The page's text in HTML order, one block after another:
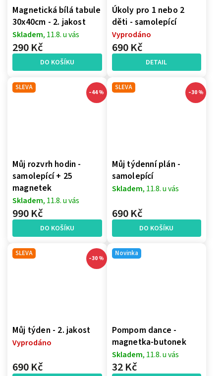
Magnetická bílá tabule
30x40cm - 2. jakost
Skladem, 11.8. u vás
290 Kč
DO KOŠÍKU
Úkoly pro 1 nebo 2
děti - samolepící
Vyprodáno
690 Kč
DETAIL
SLEVA
–44 %
Můj rozvrh hodin -
samolepící + 25
magnetek
Skladem, 11.8. u vás
990 Kč
DO KOŠÍKU
SLEVA
–30 %
Můj týdenní plán -
samolepící
Skladem, 11.8. u vás
690 Kč
DO KOŠÍKU
SLEVA
–30 %
Můj týden - 2. jakost
Vyprodáno
690 Kč
Novinka
Pompom dance -
magnetka-butonek
Skladem, 11.8. u vás
32 Kč